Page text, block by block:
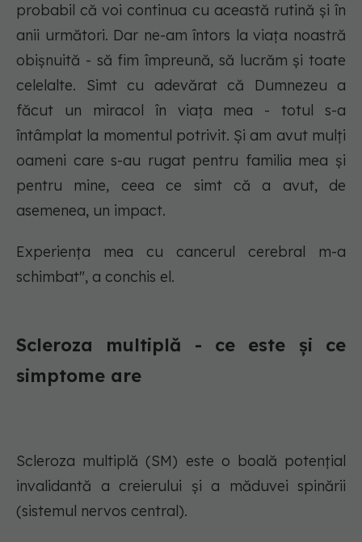
probabil că voi continua cu această rutină și în
anii următori. Dar ne-am întors la viața noastră
obișnuită - să fim împreună, să lucrăm și toate
celelalte. Simt cu adevărat că Dumnezeu a
făcut un miracol în viața mea - totul s-a
întâmplat la momentul potrivit. Și am avut mulți
oameni care s-au rugat pentru familia mea și
pentru mine, ceea ce simt că a avut, de
asemenea, un impact.
Experiența mea cu cancerul cerebral m-a
schimbat", a conchis el.
Scleroza multiplă - ce este și ce
simptome are
Scleroza multiplă (SM) este o boală potențial
invalidantă a creierului și a măduvei spinării
(sistemul nervos central).